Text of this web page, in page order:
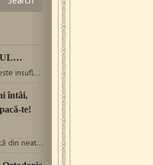
Toată Scriptura este insuflată de Dumnezeu (II Tim 3, 16)…
întâi,
te!
- Gheronda, dacă din neatenţie fac o greşeală şi…